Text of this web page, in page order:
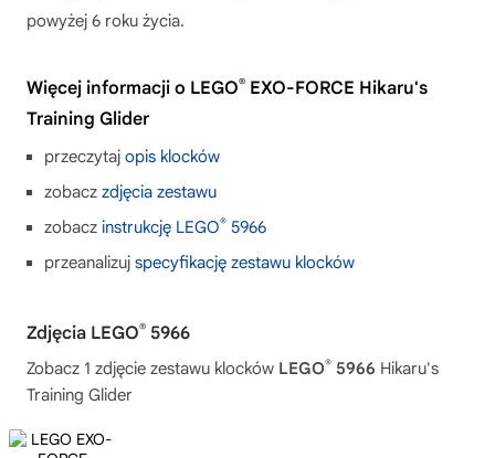
powyżej 6 roku życia.
Więcej informacji o LEGO® EXO-FORCE Hikaru's
Training Glider
przeczytaj opis klocków
zobacz zdjęcia zestawu
zobacz instrukcję LEGO® 5966
przeanalizuj specyfikację zestawu klocków
Zdjęcia LEGO® 5966
Zobacz 1 zdjęcie zestawu klocków LEGO® 5966 Hikaru's
Training Glider